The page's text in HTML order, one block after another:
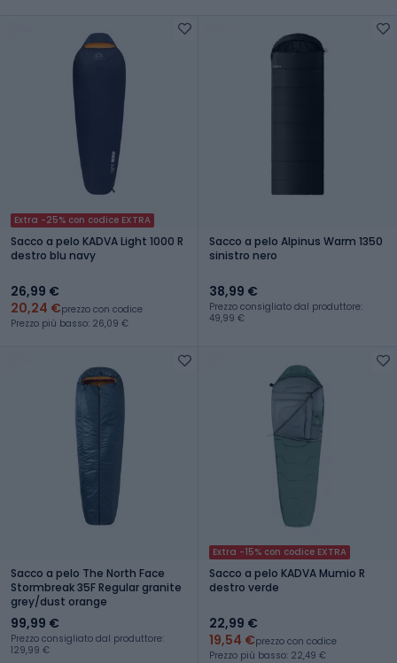
Extra -25% con codice EXTRA
Sacco a pelo KADVA Light 1000 R
destro blu navy
26,99 €
20,24 €prezzo con codice
Prezzo più basso: 26,09 €
Sacco a pelo Alpinus Warm 1350
sinistro nero
38,99 €
Prezzo consigliato dal produttore:
49,99 €
Sacco a pelo The North Face
Stormbreak 35F Regular granite
grey/dust orange
99,99 €
Prezzo consigliato dal produttore:
129,99 €
Extra -15% con codice EXTRA
Sacco a pelo KADVA Mumio R
destro verde
22,99 €
19,54 €prezzo con codice
Prezzo più basso: 22,49 €